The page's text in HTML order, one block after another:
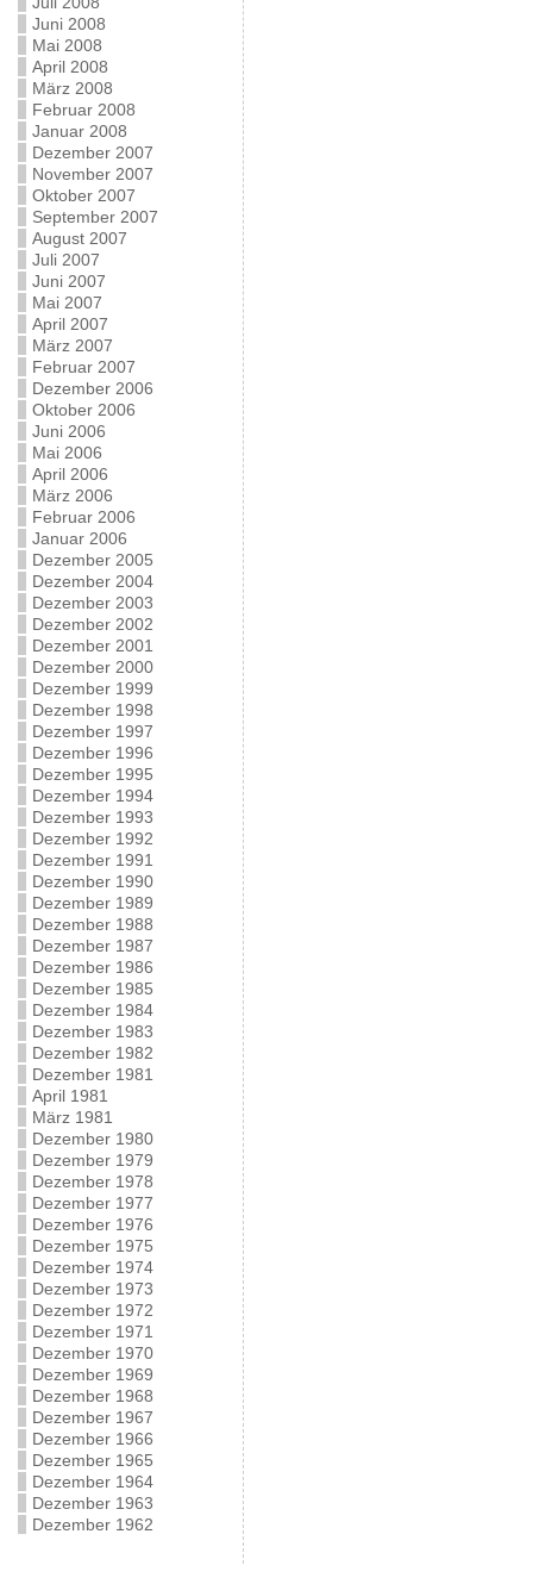
Juni 2008
Mai 2008
April 2008
März 2008
Februar 2008
Januar 2008
Dezember 2007
November 2007
Oktober 2007
September 2007
August 2007
Juli 2007
Juni 2007
Mai 2007
April 2007
März 2007
Februar 2007
Dezember 2006
Oktober 2006
Juni 2006
Mai 2006
April 2006
März 2006
Februar 2006
Januar 2006
Dezember 2005
Dezember 2004
Dezember 2003
Dezember 2002
Dezember 2001
Dezember 2000
Dezember 1999
Dezember 1998
Dezember 1997
Dezember 1996
Dezember 1995
Dezember 1994
Dezember 1993
Dezember 1992
Dezember 1991
Dezember 1990
Dezember 1989
Dezember 1988
Dezember 1987
Dezember 1986
Dezember 1985
Dezember 1984
Dezember 1983
Dezember 1982
Dezember 1981
April 1981
März 1981
Dezember 1980
Dezember 1979
Dezember 1978
Dezember 1977
Dezember 1976
Dezember 1975
Dezember 1974
Dezember 1973
Dezember 1972
Dezember 1971
Dezember 1970
Dezember 1969
Dezember 1968
Dezember 1967
Dezember 1966
Dezember 1965
Dezember 1964
Dezember 1963
Dezember 1962